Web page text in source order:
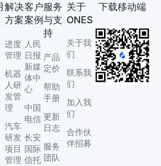
解决
方案
进度
管理
机器
人研
发管
理
汽车
研发
项目
管理
客户
案例
人民
日报
新媒
体中
心
中国
电信
长安
国际
信托
服务
与支
持
产品
定价
帮助
手册
更新
日志
服务
团队
关于
ONES
关于我
们
联系我
们
加入我
们
合作伙
伴招募
下载移动端